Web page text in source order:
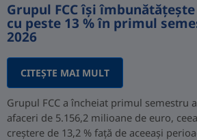
Grupul FCC își
cu peste 13 % în primul
2026
CITEŞTE MAI MULT
Grupul FCC a încheiat primul semestru
afaceri de 5.156,2 milioane de euro,
creștere de 13,2 % față de aceeași